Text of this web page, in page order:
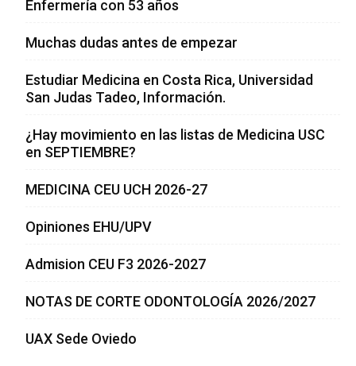
Enfermería con 53 años
Muchas dudas antes de empezar
Estudiar Medicina en Costa Rica, Universidad
San Judas Tadeo, Información.
¿Hay movimiento en las listas de Medicina USC
en SEPTIEMBRE?
MEDICINA CEU UCH 2026-27
Opiniones EHU/UPV
Admision CEU F3 2026-2027
NOTAS DE CORTE ODONTOLOGÍA 2026/2027
UAX Sede Oviedo